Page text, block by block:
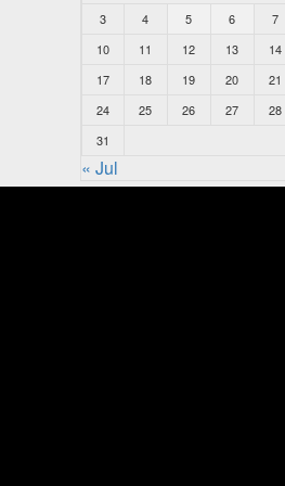
3
4 5 6 7
10
11 12 13 14
17
18 19 20 21
24
25 26 27 28
31
« Jul